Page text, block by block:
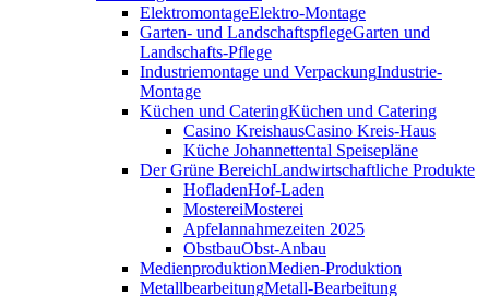
ElektromontageElektro-Montage
Garten- und LandschaftspflegeGarten und
Landschafts-Pflege
Industriemontage und VerpackungIndustrie-
Montage
Küchen und CateringKüchen und Catering
Casino KreishausCasino Kreis-Haus
Küche Johannettental Speisepläne
Der Grüne BereichLandwirtschaftliche Produkte
HofladenHof-Laden
MostereiMosterei
Apfelannahmezeiten 2025
ObstbauObst-Anbau
MedienproduktionMedien-Produktion
MetallbearbeitungMetall-Bearbeitung